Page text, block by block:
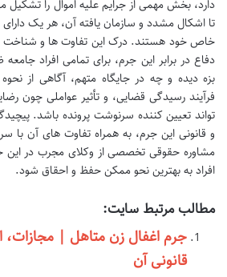
دارد، بخش مهمی از جرایم علیه اموال را
تا اشکال مشدد و سازمان یافته آن، هر یک
خاص خود هستند. درک این تفاوت ها و شناخت
دفاع در برابر این جرم، برای تمامی افراد
بزه دیده و چه در جایگاه متهم، آگاهی از
فرآیند رسیدگی قضایی، و تأثیر عواملی چون
تواند تعیین کننده سرنوشت پرونده باشد.
و قانونی این جرم، به همراه تفاوت های آن
مشاوره حقوقی تخصصی از وکلای مجرب در این
افراد به بهترین نحو ممکن حفظ و احقاق شود.
مطالب مرتبط سایت:
جرم اغفال زن متاهل | مجازات،
قانونی آن